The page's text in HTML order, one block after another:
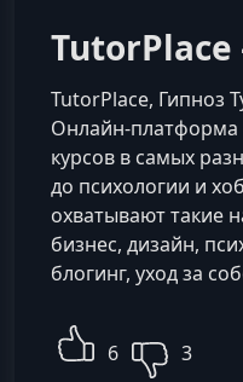
TutorPlace, Гипноз
Онлайн-платформа
курсов в самых
до психологии и
охватывают такие
бизнес, дизайн,
блогинг, уход за
6 3